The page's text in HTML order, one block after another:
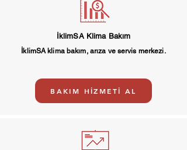
İklimSA Klima Bakım
İklimSA klima bakım, arıza ve servis merkezi.
BAKIM HİZMETİ AL